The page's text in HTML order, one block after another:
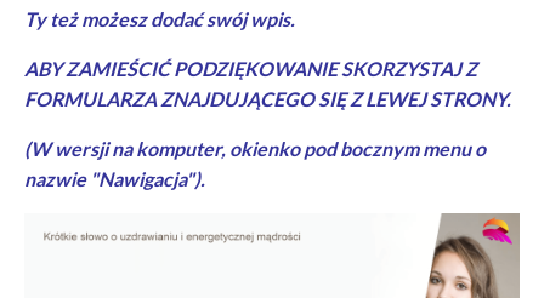
Ty też możesz dodać swój wpis.
ABY ZAMIEŚCIĆ PODZIĘKOWANIE SKORZYSTAJ Z
FORMULARZA ZNAJDUJĄCEGO SIĘ Z LEWEJ STRONY.
(W wersji na komputer, okienko pod bocznym menu o
nazwie "Nawigacja").